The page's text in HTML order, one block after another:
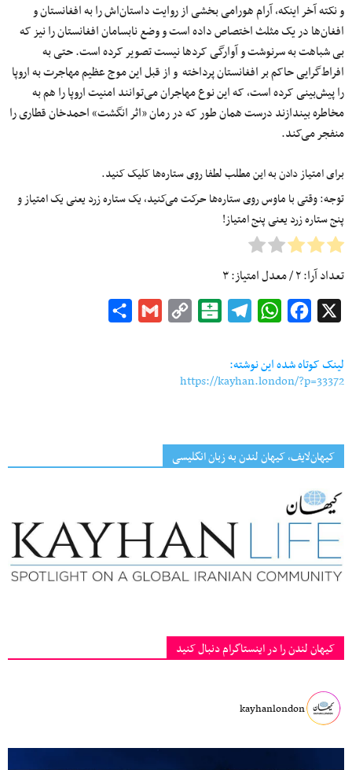
و نکته آخر اینکه، آرام هورامی بخشی از روایت داستان‌اش را به افغانستان و
افغان‌ها در یک مثلث اختصاص داده است و وضع نابسامان افغانستان را نیز که
بی شباهت به سرنوشت و آوارگی کردها نیست تصویر کرده است. حتی به
افراط‌گرایی حاکم بر افغانستان پرداخته و از قبل این موج عظیم مهاجرت به اروپا
را پیش‌بینی کرده است، که این نوع مهاجران می‌توانند امنیت اروپا را هم به
مخاطره بیندازند درست همان طور که در رمان «اثر انگشت» احمدخان قطاری را
منفجر می‌کند.
برای امتیاز دادن به این مطلب لطفا روی ستاره‌ها کلیک کنید.
توجه: وقتی با ماوس روی ستاره‌ها حرکت می‌کنید، یک ستاره زرد یعنی یک امتیاز و
پنج ستاره زرد یعنی پنج امتیاز!
تعداد آرا:۲/ معدل امتیاز:۳
Facebook
WhatsApp
Telegram
Balatarin
Copy
Gmail
لینک کوتاه شده این نوشته:
https://kayhan.london/?p=33372
کیهان‌لایف، کیهان لندن به زبان انگلیسی
کیهان لندن را در اینستاگرام دنبال کنید
kayhanlondon